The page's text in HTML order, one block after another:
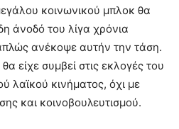
κοινωνικού μπλοκ θα
άνοδό του λίγα χρόνια
ανέκοψε αυτήν την τάση.
είχε συμβεί στις εκλογές του
λαϊκού κινήματος, όχι με
και κοινοβουλευτισμού.